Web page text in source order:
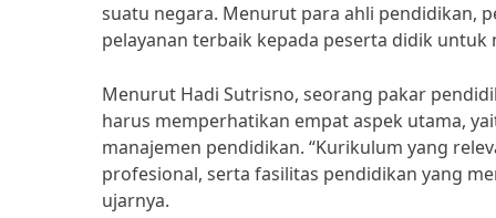
suatu negara. Menurut para ahli pendidikan,
pelayanan terbaik kepada peserta didik untuk
Menurut Hadi Sutrisno, seorang pakar
harus memperhatikan empat aspek utama,
manajemen pendidikan. “Kurikulum yang
profesional, serta fasilitas pendidikan yang
ujarnya.